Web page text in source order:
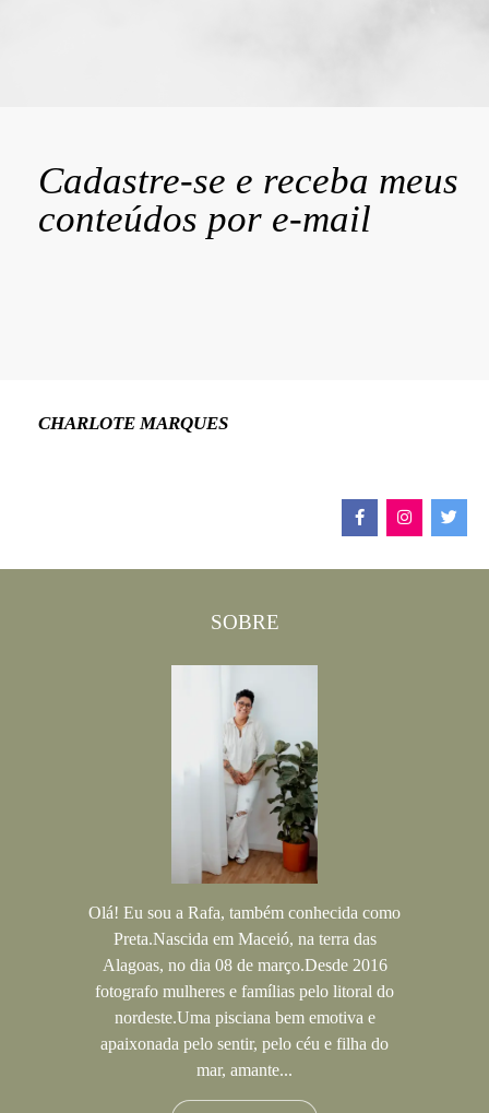
Cadastre-se e receba meus
conteúdos por e-mail
CHARLOTE MARQUES
SOBRE
Olá! Eu sou a Rafa, também conhecida como
Preta.Nascida em Maceió, na terra das
Alagoas, no dia 08 de março.Desde 2016
fotografo mulheres e famílias pelo litoral do
nordeste.Uma pisciana bem emotiva e
apaixonada pelo sentir, pelo céu e filha do
mar, amante...